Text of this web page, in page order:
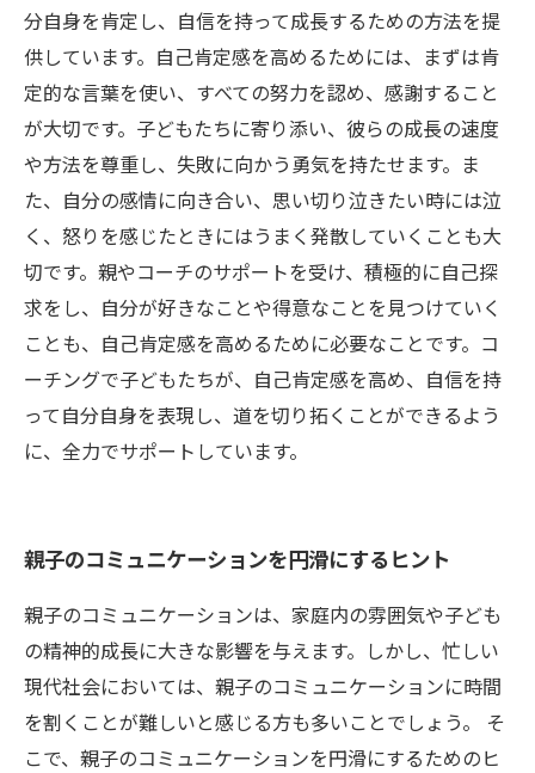
分自身を肯定し、自信を持って成長するための方法を提
供しています。自己肯定感を高めるためには、まずは肯
定的な言葉を使い、すべての努力を認め、感謝すること
が大切です。子どもたちに寄り添い、彼らの成長の速度
や方法を尊重し、失敗に向かう勇気を持たせます。ま
た、自分の感情に向き合い、思い切り泣きたい時には泣
く、怒りを感じたときにはうまく発散していくことも大
切です。親やコーチのサポートを受け、積極的に自己探
求をし、自分が好きなことや得意なことを見つけていく
ことも、自己肯定感を高めるために必要なことです。コ
ーチングで子どもたちが、自己肯定感を高め、自信を持
って自分自身を表現し、道を切り拓くことができるよう
に、全力でサポートしています。
親子のコミュニケーションを円滑にするヒント
親子のコミュニケーションは、家庭内の雰囲気や子ども
の精神的成長に大きな影響を与えます。しかし、忙しい
現代社会においては、親子のコミュニケーションに時間
を割くことが難しいと感じる方も多いことでしょう。 そ
こで、親子のコミュニケーションを円滑にするためのヒ